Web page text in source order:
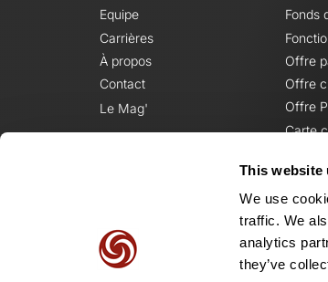
This website
We use
traffic. We
analytics
they’ve
Equipe
Carrières
À propos
Contact
Le Mag'
Fonds
Offre
Offre
Offre
Carte